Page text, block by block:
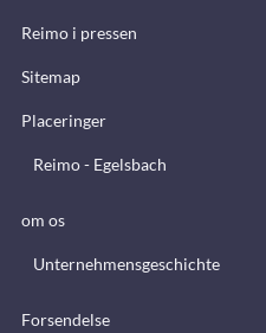
Reimo i pressen
Sitemap
Placeringer
Reimo - Egelsbach
om os
Unternehmensgeschichte
Forsendelse